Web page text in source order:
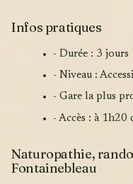
Infos pratiques
- Durée : 3 jours
- Niveau :
- Gare la plus
- Accès : à 1h20
Naturopathie,
Fontainebleau